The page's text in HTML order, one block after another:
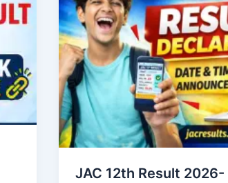
JAC 12th Result 2026-